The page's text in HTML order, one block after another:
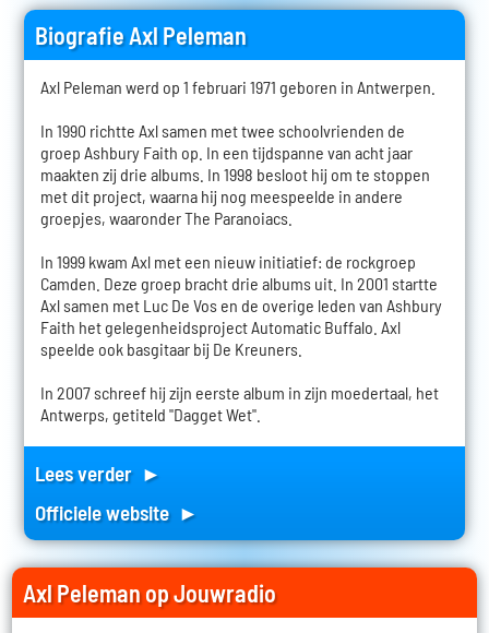
Biografie Axl Peleman
Axl Peleman werd op 1 februari 1971 geboren in Antwerpen.
In 1990 richtte Axl samen met twee schoolvrienden de
groep Ashbury Faith op. In een tijdspanne van acht jaar
maakten zij drie albums. In 1998 besloot hij om te stoppen
met dit project, waarna hij nog meespeelde in andere
groepjes, waaronder The Paranoiacs.
In 1999 kwam Axl met een nieuw initiatief: de rockgroep
Camden. Deze groep bracht drie albums uit. In 2001 startte
Axl samen met Luc De Vos en de overige leden van Ashbury
Faith het gelegenheidsproject Automatic Buffalo. Axl
speelde ook basgitaar bij De Kreuners.
In 2007 schreef hij zijn eerste album in zijn moedertaal, het
Antwerps, getiteld "Dagget Wet".
Lees verder ►
Officiele website ►
Axl Peleman op Jouwradio